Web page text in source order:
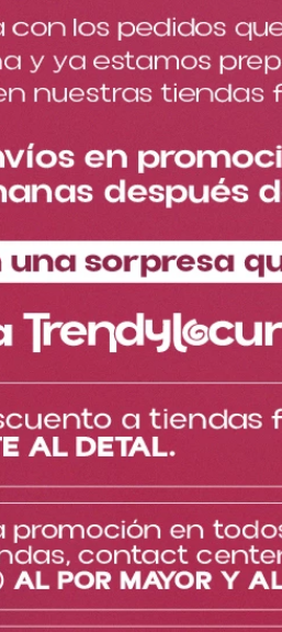
producto
y dulces.
sanguina y mandarina se
refrescante y seductora,
con nuestra crema de manos de
dejar una sensación grasosa.
INTERESAR